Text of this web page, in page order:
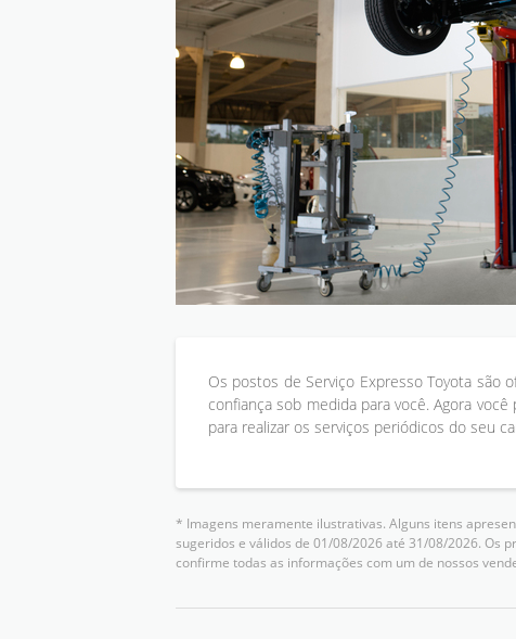
Os postos de Serviço Expresso Toyota são
confiança sob medida para você. Agora
para realizar os serviços periódicos do seu
* Imagens meramente ilustrativas. Alguns itens
sugeridos e válidos de 01/08/2026 até 31/08/2026. Os
confirme todas as informações com um de nossos